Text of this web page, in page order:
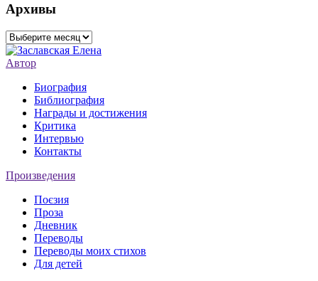
Архивы
Архивы
Автор
Биография
Библиография
Награды и достижения
Критика
Интервью
Контакты
Произведения
Поєзия
Проза
Дневник
Переводы
Переводы моих стихов
Для детей